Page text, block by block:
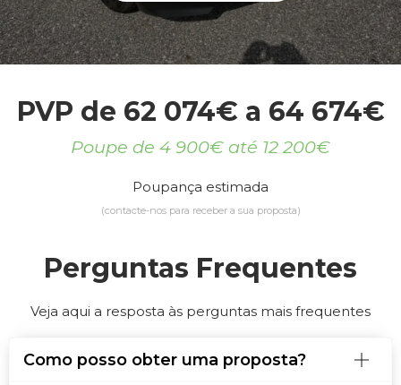
PVP de 62 074€ a 64 674€
Poupe de 4 900€ até 12 200€
Poupança estimada
(contacte-nos para receber a sua proposta)
Perguntas Frequentes
Veja aqui a resposta às perguntas mais frequentes
Como posso obter uma proposta?